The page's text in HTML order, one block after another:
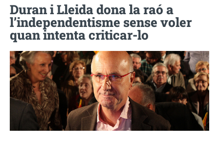
Duran i Lleida dona la raó a
l’independentisme sense voler
quan intenta criticar-lo